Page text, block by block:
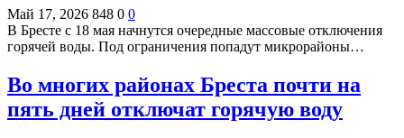
Май 17, 2026 848 0 0
В Бресте с 18 мая начнутся очередные массовые отключения
горячей воды. Под ограничения попадут микрорайоны…
Во многих районах Бреста почти на
пять дней отключат горячую воду